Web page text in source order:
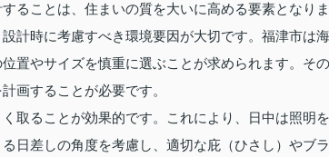
ることは、住まいの質を大いに高める要素となりま
計時に考慮すべき環境要因が大切です。福津市は海
置やサイズを慎重に選ぶことが求められます。その
画することが必要です。
取ることが効果的です。これにより、日中は照明を
日差しの角度を考慮し、適切な庇（ひさし）やブラ